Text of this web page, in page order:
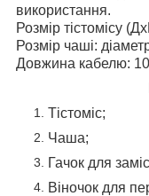
використання.
Розмір тістомісу
Розмір чаші:
Довжина кабелю:
Тістоміс;
Чаша;
Гачок для
Віночок для